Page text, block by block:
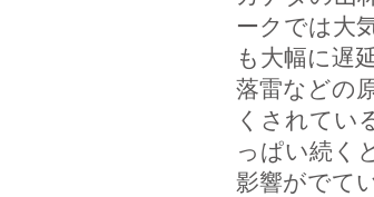
ークでは大
も大幅に遅
落雷などの
くされてい
っぱい続く
影響がでて